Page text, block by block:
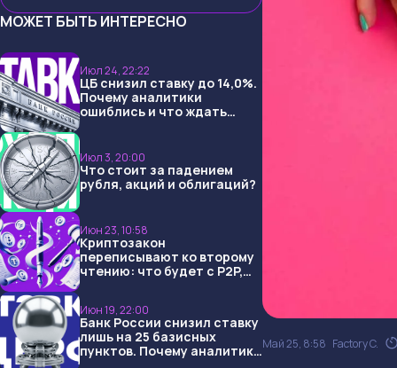
МОЖЕТ БЫТЬ ИНТЕРЕСНО
Июл 24, 22:22
ЦБ снизил ставку до 14,0%.
Почему аналитики
ошиблись и что ждать
Июл 3, 20:00
Что стоит за падением
рубля, акций и облигаций?
Июн 23, 10:58
Криптозакон
переписывают ко второму
чтению: что будет с P2P,
Июн 19, 22:00
Банк России снизил ставку
лишь на 25 базисных
пунктов. Почему аналитикиМай 25, 8:58 Factory C.